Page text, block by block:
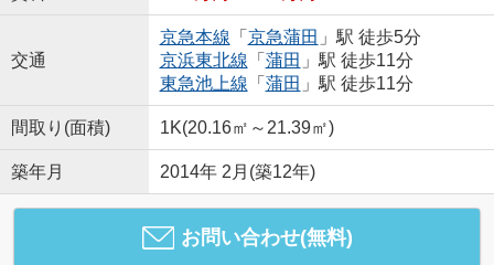
交通
京急本線 「 京急蒲田 」駅 徒歩5分
京浜東北線 「 蒲田 」駅 徒歩11分
東急池上線 「 蒲田 」駅 徒歩11分
間取り(面積) 1K(20.16㎡～21.39㎡)
築年月 2014年 2月(築12年)
お問い合わせ(無料)